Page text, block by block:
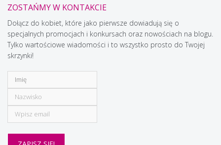
ZOSTAŃMY W KONTAKCIE
Dołącz do kobiet, które jako pierwsze dowiadują się o
specjalnych promocjach i konkursach oraz nowościach na blogu.
Tylko wartościowe wiadomości i to wszystko prosto do Twojej
skrzynki!